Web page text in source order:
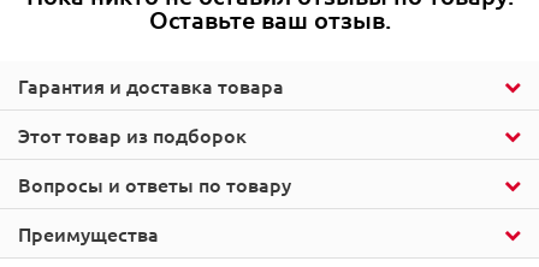
Этот товар из подборок
Гарантия и доставка товара
Оставьте ваш отзыв.
Вопросы и ответы по товару
Преимущества